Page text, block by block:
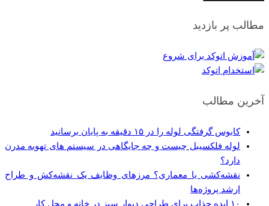
مطالب پر بازدید
آخرین مطالب
کابوس گرفتگی لوله را در ۱۵ دقیقه به پایان برسانید
لوله فلکسیبل چیست و چه جایگاهی در سیستم های تهویه مدرن
دارد؟
نقشه‌کشی یا معماری؟ مرزهای وظایف یک نقشه‌کش و طراح
ارشد پروژه‌ها
۱۰ ایده جذاب برای طراحی دیوار سبز در خانه و محل کار